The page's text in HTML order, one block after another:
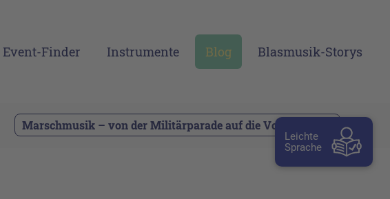
Leichte
Sprache
Event-Finder Instrumente Blog Blasmusik-Storys
Marschmusik – von der Militärparade auf die Volksfeste